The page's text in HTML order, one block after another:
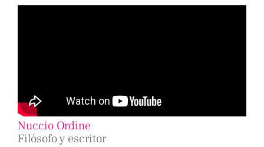
Nuccio Ordine
Filósofo y escritor